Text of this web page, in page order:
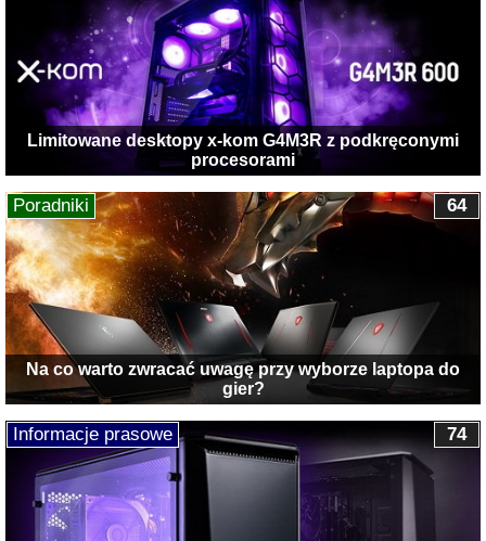
Limitowane desktopy x-kom G4M3R z podkręconymi
procesorami
Na co warto zwracać uwagę przy wyborze laptopa do
gier?
64
Poradniki
74
Informacje prasowe